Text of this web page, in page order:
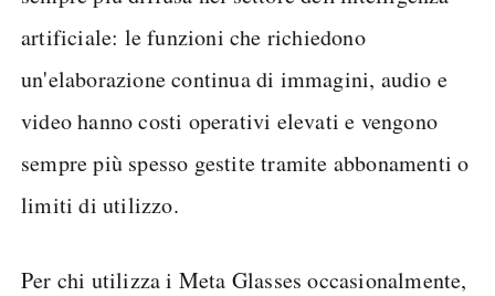
artificiale: le funzioni che richiedono
un'elaborazione continua di immagini, audio e
video hanno costi operativi elevati e vengono
sempre più spesso gestite tramite abbonamenti o
limiti di utilizzo.
Per chi utilizza i Meta Glasses occasionalmente,